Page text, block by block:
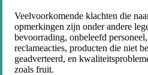
Veelvoorkomende klachten die
opmerkingen zijn onder andere
bevoorrading, onbeleefd
reclameacties, producten die niet
geadverteerd, en
zoals fruit.